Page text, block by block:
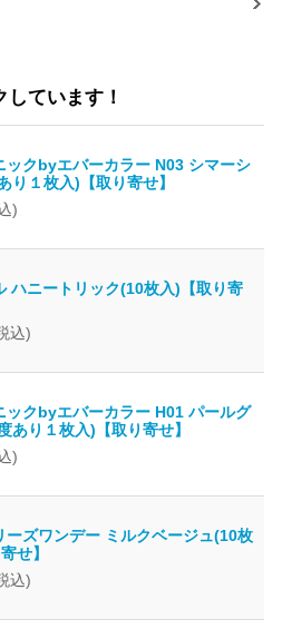
ています！
ックbyエバーカラー N03 シマーシ
り１枚入)【取り寄せ】
)
ハニートリック(10枚入)【取り寄
込)
ックbyエバーカラー H01 パールグ
あり１枚入)【取り寄せ】
)
ーズワンデー ミルクベージュ(10枚
せ】
込)